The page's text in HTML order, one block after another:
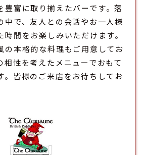
豊富に取り揃えたバーです。落
中で、友人との会話やお一人様
時間をお楽しみいただけます。
の本格的な料理もご用意してお
相性を考えたメニューでおもて
。皆様のご来店をお待ちしてお